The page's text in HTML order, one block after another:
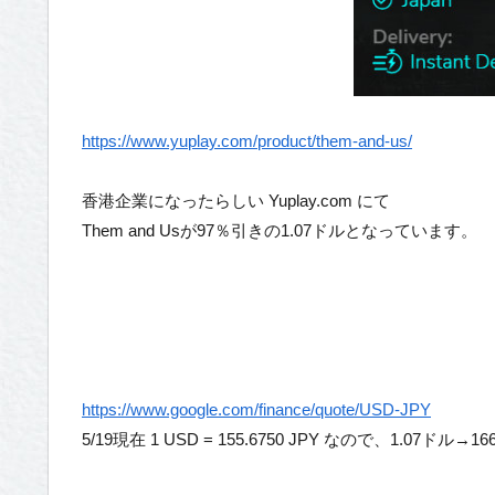
https://www.yuplay.com/product/them-and-us/
香港企業になったらしい Yuplay.com にて
Them and Usが97％引きの1.07ドルとなっています。
https://www.google.com/finance/quote/USD-JPY
5/19現在 1 USD = 155.6750 JPY なので、1.07ドル